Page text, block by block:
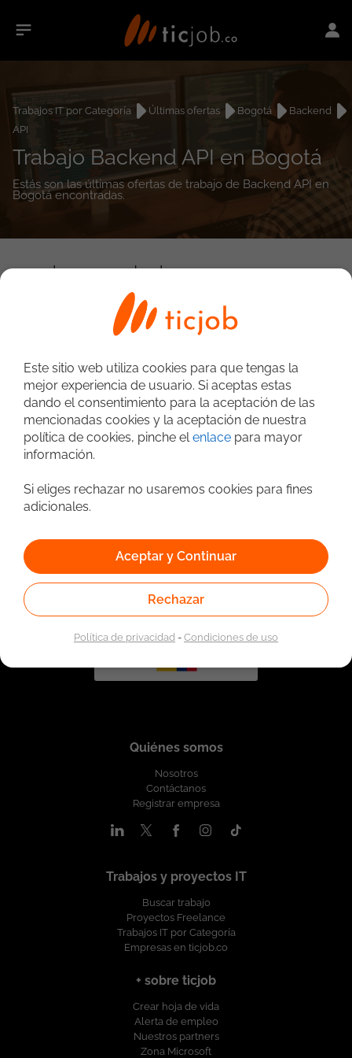
Trabajos IT por Categoría Últimas ofertas Bogotá
Backend
API
Trabajo Backend API en Bogotá
Estás son las últimas ofertas de trabajo de Backend API en
Bogotá encontradas.
0empleos encontrados
Búsqueda avanzada
Vinculado a la red de prestadores del Servicio Público de
0026 del 17 de Enero de 2023,Ver resolución.
Quiénes somos
Nosotros
Contáctanos
Registrar empresa
Trabajos y proyectos IT
Buscar trabajo
Proyectos Freelance
Trabajos IT por Categoría
Empresas en ticjob.co
+ sobre ticjob
Crear hoja de vida
Alerta de empleo
Nuestros partners
Zona Microsoft
Este sitio web utiliza cookies para que tengas la
mejor experiencia de usuario. Si aceptas estas
dando el consentimiento para la aceptación de las
mencionadas cookies y la aceptación de nuestra
política de cookies, pinche elenlace para mayor
información.
Si eliges rechazar no usaremos cookies para fines
adicionales.
Aceptar y Continuar
Rechazar
Política de privacidad -Condiciones de uso